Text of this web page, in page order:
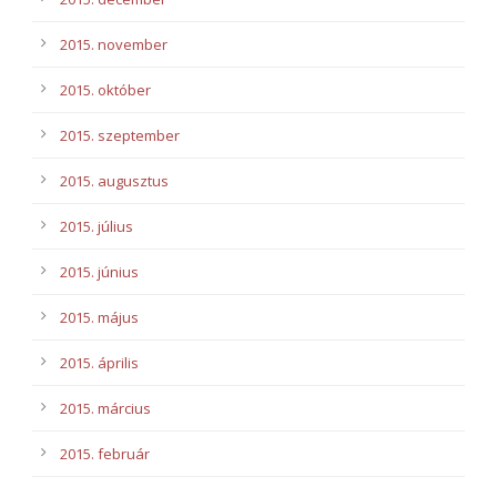
2015. november
2015. október
2015. szeptember
2015. augusztus
2015. július
2015. június
2015. május
2015. április
2015. március
2015. február